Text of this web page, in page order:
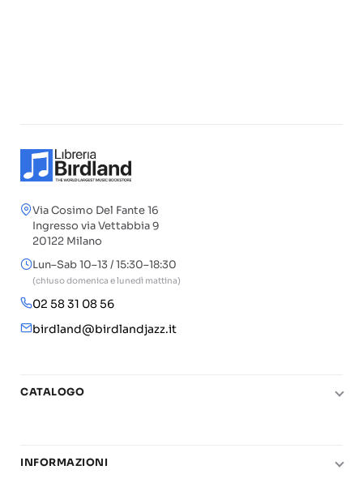
Via Cosimo Del Fante 16
Ingresso via Vettabbia 9
20122 Milano
Lun–Sab 10–13 / 15:30–18:30
(chiuso domenica e lunedì mattina)
02 58 31 08 56
birdland@birdlandjazz.it
CATALOGO
Chitarra
INFORMAZIONI